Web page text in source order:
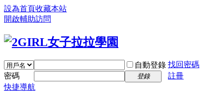
設為首頁收藏本站
開啟輔助訪問
自動登錄 找回密碼
密碼
登錄
註冊
快捷導航